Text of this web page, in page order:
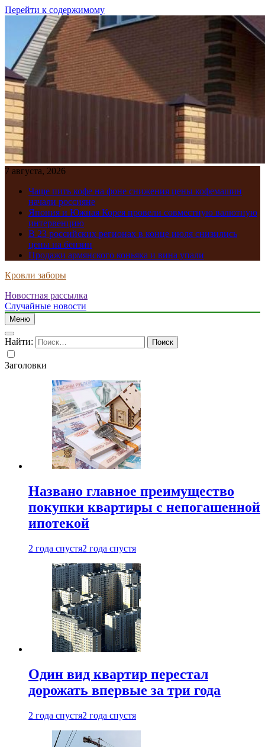
Перейти к содержимому
7 августа, 2026
Чаще пить кофе на фоне снижения цены кофемашин
начали россияне
Япония и Южная Корея провели совместную валютную
интервенцию
В 23 российских регионах в конце июля снизились
цены на бензин
Продажи армянского коньяка и вина упали
Кровли заборы
Новостная рассылка
Случайные новости
Меню
Найти:
Заголовки
Названо главное преимущество
покупки квартиры с непогашенной
ипотекой
2 года спустя2 года спустя
Один вид квартир перестал
дорожать впервые за три года
2 года спустя2 года спустя